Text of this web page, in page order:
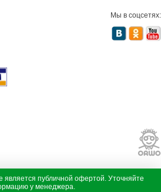
Мы в соцсетях:
является публичной офертой. Уточняйте
у менеджера.